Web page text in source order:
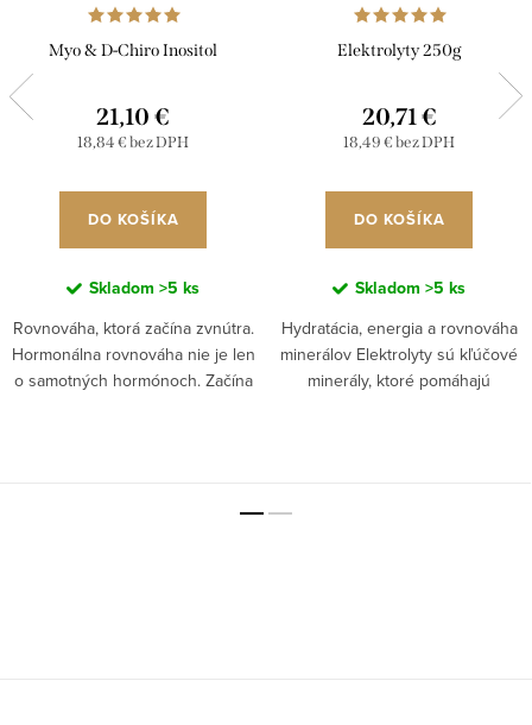
Myo & D-Chiro Inositol
18,84 € bez DPH
21,10 €
DO KOŠÍKA
Skladom >5 ks
Rovnováha, ktorá začína zvnútra.
Hormonálna rovnováha nie je len
o samotných hormónoch. Začína
Elektrolyty 250g
18,49 € bez DPH
20,71 €
DO KOŠÍKA
Skladom >5 ks
Hydratácia, energia a rovnováha
minerálov Elektrolyty sú kľúčové
minerály, ktoré pomáhajú